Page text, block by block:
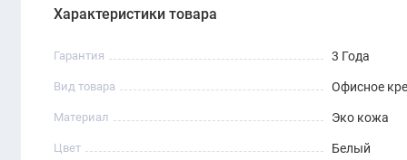
Характеристики товара
Гарантия 3 Года
Вид товара Офисное
Материал Эко кожа
Цвет Белый